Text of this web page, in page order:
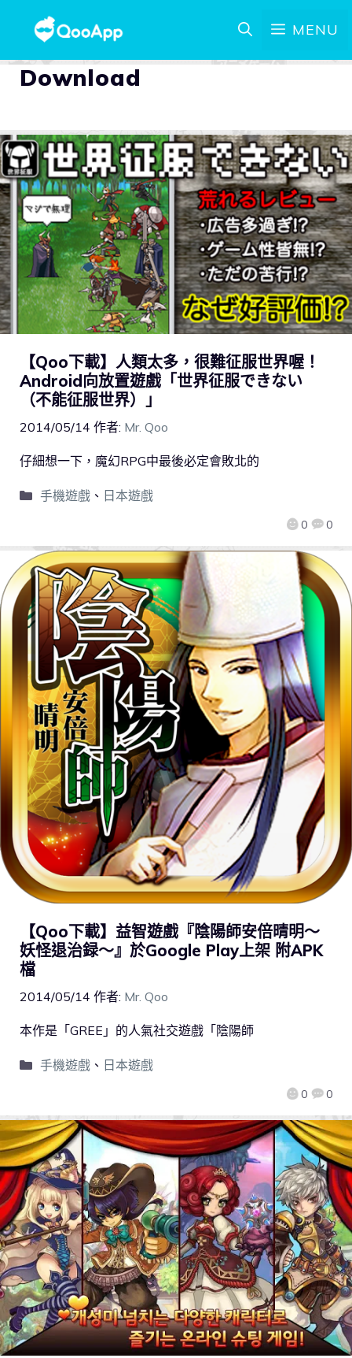
MENU
Download
【Qoo下載】人類太多，很難征服世界喔！
Android向放置遊戲「世界征服できない
（不能征服世界）」
2014/05/14 作者: Mr. Qoo
0 0
仔細想一下，魔幻RPG中最後必定會敗北的
手機遊戲、 日本遊戲
【Qoo下載】益智遊戲『陰陽師安倍晴明〜
妖怪退治録〜』於Google Play上架 附APK
檔
2014/05/14 作者: Mr. Qoo
0 0
本作是「GREE」的人氣社交遊戲「陰陽師
手機遊戲、 日本遊戲